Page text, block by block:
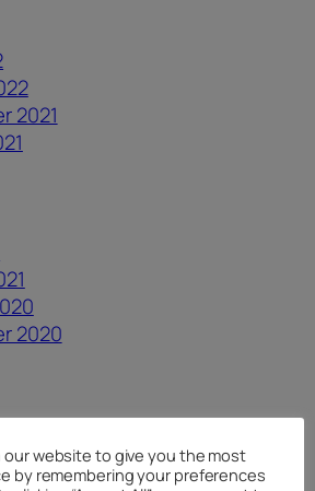
2021
2020
our website to give you the most
by remembering your preferences